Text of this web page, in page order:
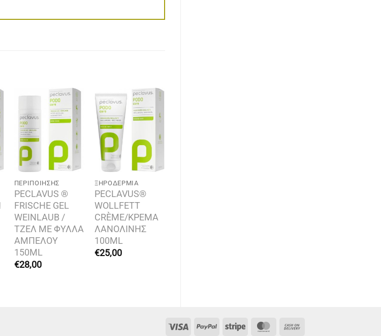
Add to
wishlist
ΠΕΡΙΠΟΊΗΣΗΣ
PECLAVUS ®
FRISCHE GEL
WEINLAUB /
ΤΖΕΛ ΜΕ ΦΥΛΛΑ
ΑΜΠΕΛΟΥ
150ML
€28,00
Add to
ΞΗΡΟΔΕΡΜΊΑ
PECLAVUS®
WOLLFETT
CRÈME/ΚΡΕΜΑ
ΛΑΝΟΛΙΝΗΣ
100ML
€25,00
Visa PayPalStripe MasterCard